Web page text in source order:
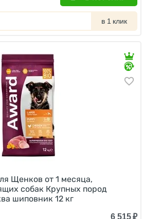
в 1 клик
Щенков от 1 месяца,
собак Крупных пород
шиповник 12 кг
6 515₽